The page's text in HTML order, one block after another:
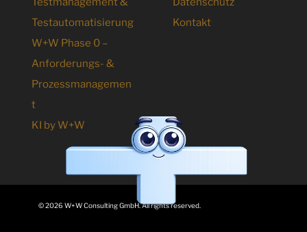
Testautomatisierung
W+W Phase 0 –
Anforderungs- &
Prozessmanagemen
t
KI by W+W
Kontakt
© 2026 W+W Consulting GmbH. All rights reserved.